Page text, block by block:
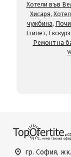
Хотели във
Хисаря,
чужбина,
Египет,
Ремонт на
гр. София,